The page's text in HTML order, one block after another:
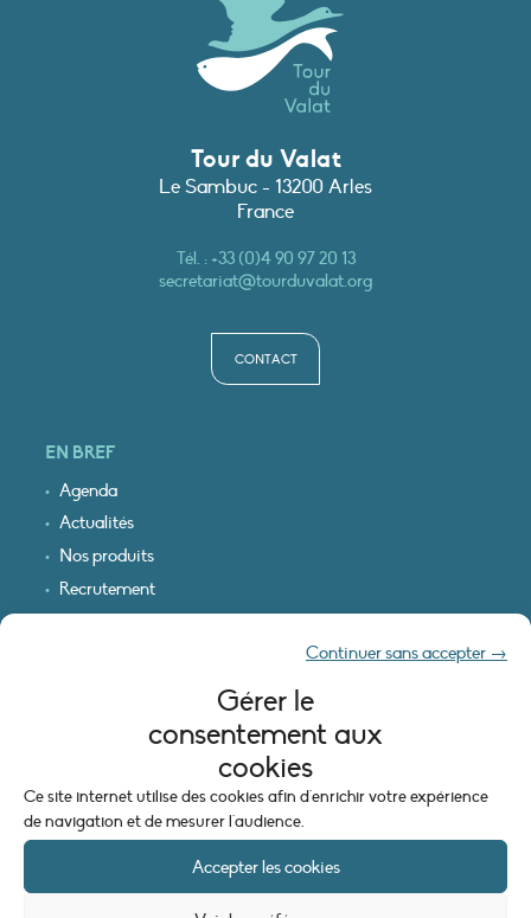
Gérer le
consentement aux
cookies
Ce site internet utilise des cookies afin d'enrichir votre expérience
de navigation et de mesurer l'audience.
Accepter les cookies
Continuer sans accepter →
Tour du Valat
Le Sambuc - 13200 Arles
France
Tél. :+33 (0)4 90 97 20 13
secretariat@tourduvalat.org
CONTACT
EN BREF
Agenda
Actualités
Nos produits
Recrutement
Recevoir nos infos
INFORMATIONS LÉGALES
Mentions légales
Politique de cookies (UE)